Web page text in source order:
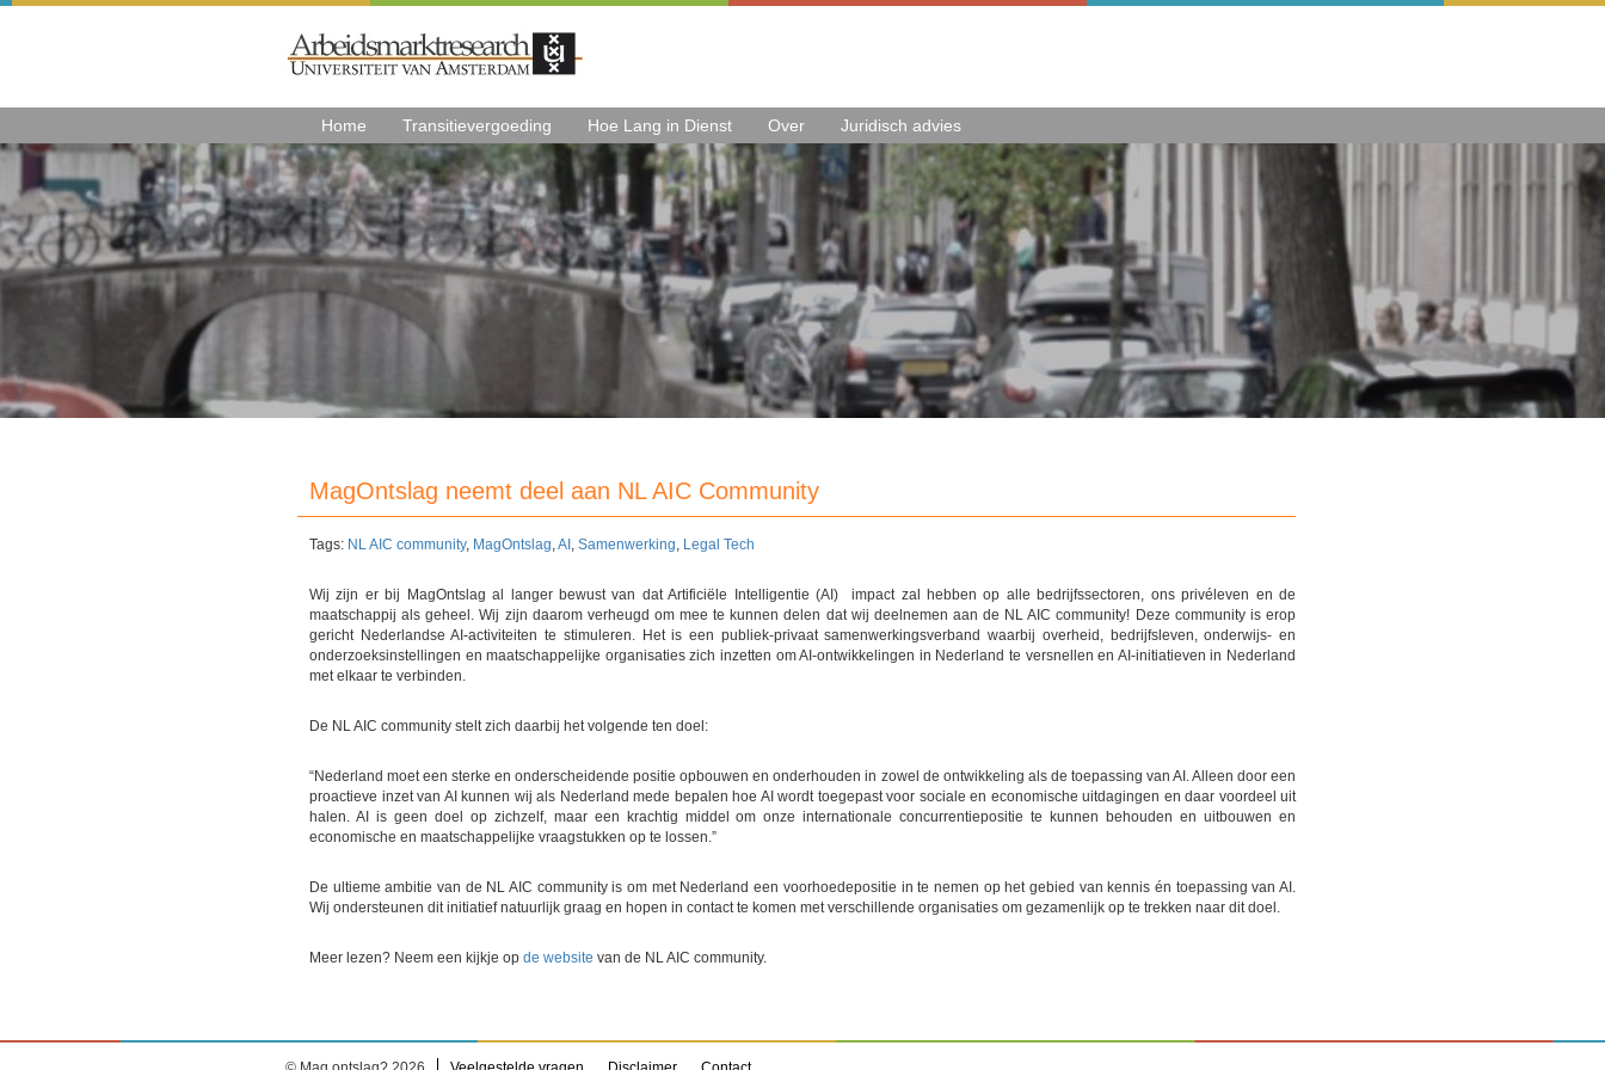
Home Transitievergoeding Hoe Lang in Dienst Over Juridisch advies
MagOntslag neemt deel aan NL AIC Community
Tags: NL AIC community, MagOntslag,AI , Samenwerking, Legal Tech
Wij zijn er bij MagOntslag al langer bewust van dat Artificiële Intelligentie (AI) impact zal hebben op alle bedrijfssectoren, ons privéleven en de
maatschappij als geheel. Wij zijn daarom verheugd om mee te kunnen delen dat wij deelnemen aan de NL AIC community! Deze community is erop
gericht Nederlandse AI-activiteiten te stimuleren. Het is een publiek-privaat samenwerkingsverband waarbij overheid, bedrijfsleven, onderwijs- en
onderzoeksinstellingen en maatschappelijke organisaties zich inzetten om AI-ontwikkelingen in Nederland te versnellen en AI-initiatieven in Nederland
met elkaar te verbinden.
De NL AIC community stelt zich daarbij het volgende ten doel:
“Nederland moet een sterke en onderscheidende positie opbouwen en onderhouden in zowel de ontwikkeling als de toepassing van AI. Alleen door een
proactieve inzet van AI kunnen wij als Nederland mede bepalen hoe AI wordt toegepast voor sociale en economische uitdagingen en daar voordeel uit
halen. AI is geen doel op zichzelf, maar een krachtig middel om onze internationale concurrentiepositie te kunnen behouden en uitbouwen en
economische en maatschappelijke vraagstukken op te lossen.”
De ultieme ambitie van de NL AIC community is om met Nederland een voorhoedepositie in te nemen op het gebied van kennis én toepassing van AI.
Wij ondersteunen dit initiatief natuurlijk graag en hopen in contact te komen met verschillende organisaties om gezamenlijk op te trekken naar dit doel.
Meer lezen? Neem een kijkje op de website van de NL AIC community.